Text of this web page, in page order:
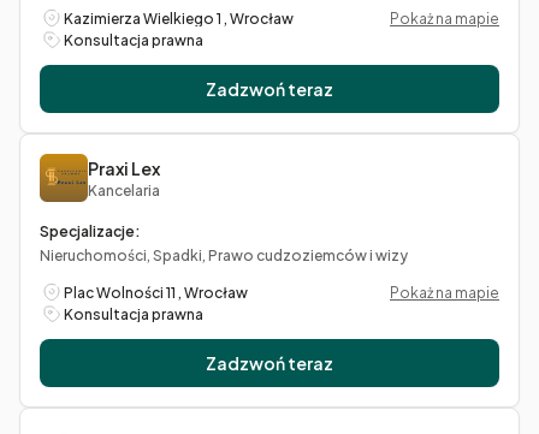
Kazimierza Wielkiego 1 , Wrocław
Pokaż na mapie
Konsultacja prawna
Zadzwoń teraz
Praxi Lex
Kancelaria
Specjalizacje:
Nieruchomości, Spadki, Prawo cudzoziemców i wizy
Plac Wolności 11 , Wrocław
Pokaż na mapie
Konsultacja prawna
Zadzwoń teraz